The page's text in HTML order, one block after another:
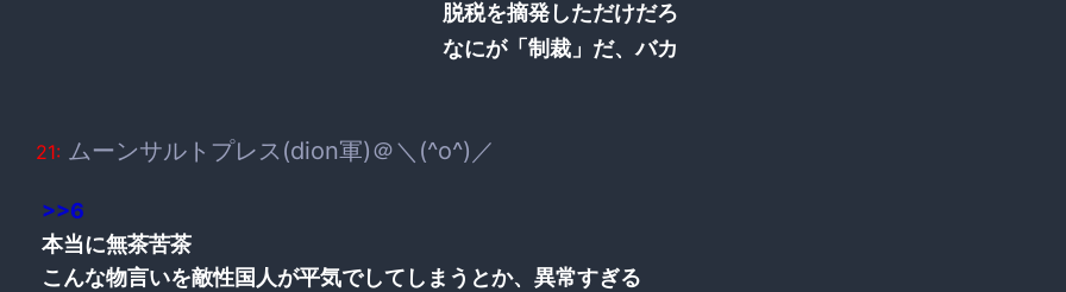
脱税を摘発しただけだろ
なにが「制裁」だ、バカ
21: ムーンサルトプレス(dion軍)＠＼(^o^)／
>>6
本当に無茶苦茶
こんな物言いを敵性国人が平気でしてしまうとか、異常すぎる